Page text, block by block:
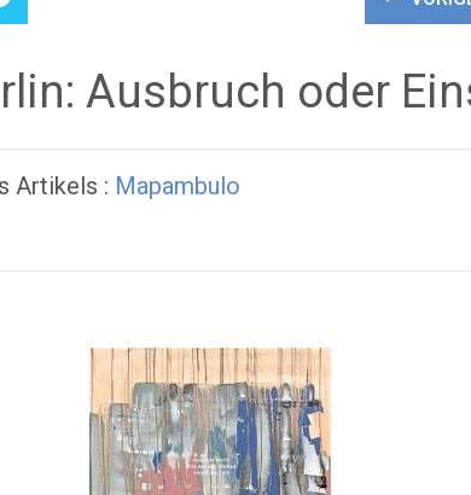
Ausbruch oder
Artikels : Mapambulo